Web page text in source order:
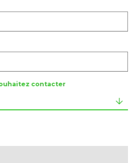
contacter